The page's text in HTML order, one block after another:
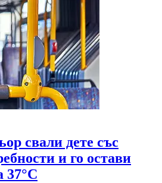
свали дете със
и го остави
37°C